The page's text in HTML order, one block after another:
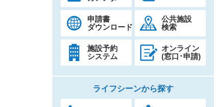
申請書
ダウンロード
公共施設
検索
施設予約
システム
オンライン
(窓口･申請)
ライフシーンから探す